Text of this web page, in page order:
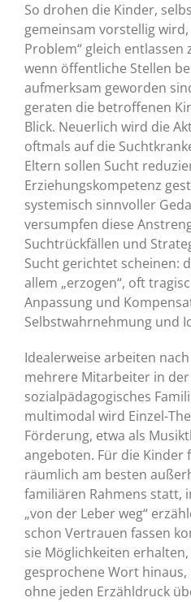
So drohen die Kinder,
gemeinsam vorstellig
Problem“ gleich entlassen
wenn öffentliche Stellen
aufmerksam geworden
geraten die betroffenen
Blick. Neuerlich wird die
oftmals auf die
Eltern sollen Sucht
Erziehungskompetenz
systemisch sinnvoller
versumpfen diese
Suchtrückfällen und
Sucht gerichtet scheinen:
allem „erzogen“, oft
Anpassung und
Selbstwahrnehmung und
Idealerweise arbeiten
mehrere Mitarbeiter in der
sozialpädagogisches
multimodal wird Einzel-
Förderung, etwa als
angeboten. Für die Kinder
räumlich am besten
familiären Rahmens statt,
„von der Leber weg“
schon Vertrauen fassen
sie Möglichkeiten
gesprochene Wort
ohne jeden Erzähldruck